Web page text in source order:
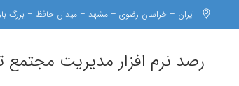
ایران – خراسان رضوی – مشهد – میدان حافظ – بزرگ
رصد نرم افزار مدیریت مجتمع